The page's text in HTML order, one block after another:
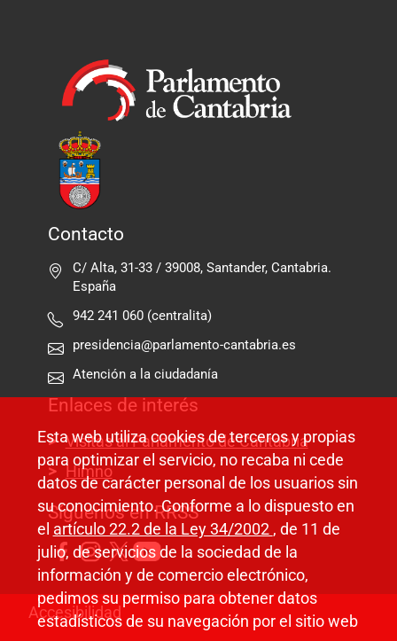
Contacto
C/ Alta, 31-33 / 39008, Santander, Cantabria.
España
942 241 060 (centralita)
presidencia@parlamento-cantabria.es
Atención a la ciudadanía
Enlaces de interés
Visitas al Parlamento de Cantabria
Himno
Síguenos en RRSS
Pie de página
Accesibilidad
Esta web utiliza cookies de terceros y propias
para optimizar el servicio, no recaba ni cede
datos de carácter personal de los usuarios sin
su conocimiento. Conforme a lo dispuesto en
el artículo 22.2 de la Ley 34/2002 , de 11 de
julio, de servicios de la sociedad de la
información y de comercio electrónico,
pedimos su permiso para obtener datos
estadísticos de su navegación por el sitio web